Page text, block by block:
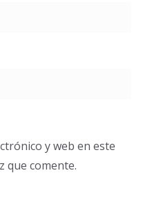
y web en este
que comente.